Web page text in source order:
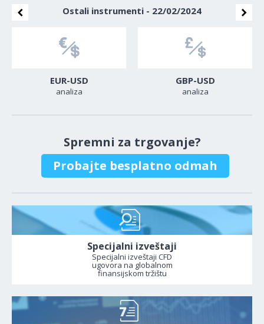
Ostali instrumenti - 22/02/2024
EUR-USD
analiza
GBP-USD
analiza
Spremni za trgovanje?
Probajte besplatno odmah
Specijalni izveštaji
Specijalni izveštaji CFD
ugovora na globalnom
finansijskom tržištu